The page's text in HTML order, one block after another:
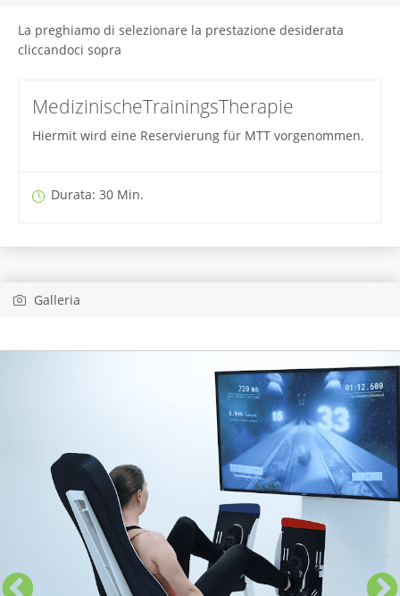
La preghiamo di selezionare la prestazione desiderata
cliccandoci sopra
MedizinischeTrainingsTherapie
Hiermit wird eine Reservierung für MTT vorgenommen.
Durata: 30 Min.
Galleria